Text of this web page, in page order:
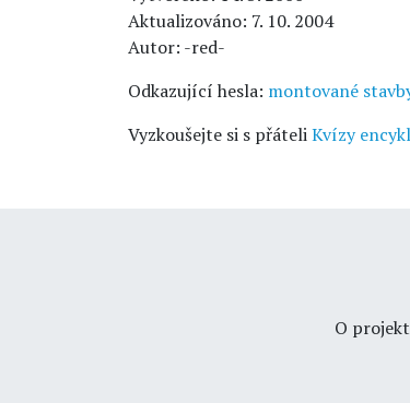
Aktualizováno: 7. 10. 2004
Autor: -red-
Odkazující hesla: montované
Vyzkoušejte si s přáteliKvízy
O